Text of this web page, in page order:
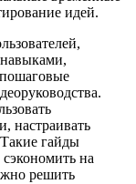
идей.
настраивать
Такие гайды
на
решить